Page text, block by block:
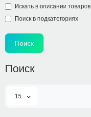
Искать в описании товаров
Поиск в подкатегориях
Поиск
15